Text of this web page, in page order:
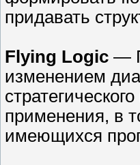
придавать
Flying Logic —
изменением
применения, в
имеющихся